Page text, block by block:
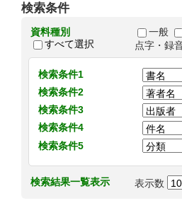
検索条件
資料種別
すべて選択
一般
点字・録
検索条件1
検索条件2
検索条件3
検索条件4
検索条件5
検索結果一覧表示 表示数